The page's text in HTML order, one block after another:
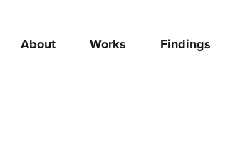
About Works Findings